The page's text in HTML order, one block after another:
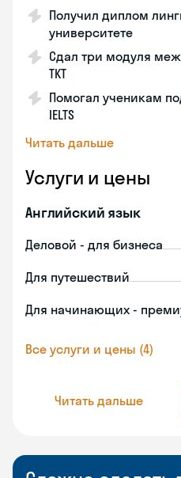
Получил диплом
университете
Сдал три модуля
ТКТ
Помогал ученикам
IELTS
Читать дальше
Услуги и цены
Английский язык
Деловой - для бизнеса
Для путешествий
Для начинающих -
Все услуги и цены (4)
Читать дальше